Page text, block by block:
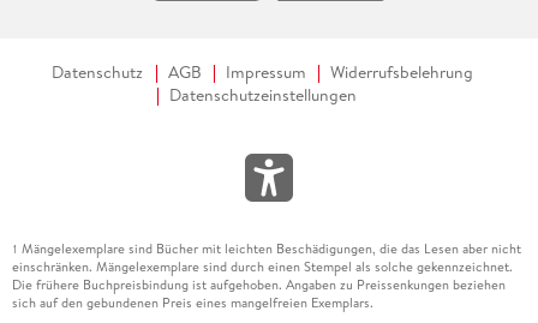
Datenschutz AGB Impressum
Widerrufsbelehrung
Datenschutzeinstellungen
1 Mängelexemplare sind Bücher mit leichten Beschädigungen, die das Lesen aber nicht
einschränken. Mängelexemplare sind durch einen Stempel als solche gekennzeichnet.
Die frühere Buchpreisbindung ist aufgehoben. Angaben zu Preissenkungen beziehen
sich auf den gebundenen Preis eines mangelfreien Exemplars.